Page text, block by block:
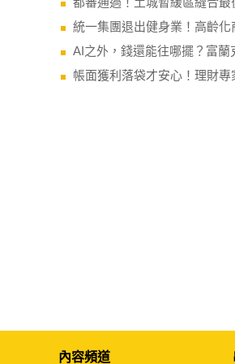
統一集團退出健身業！高齡化
AI之外，錢還能往哪擺？富蘭
帳面獲利落袋才安心！理財專
內容頻道